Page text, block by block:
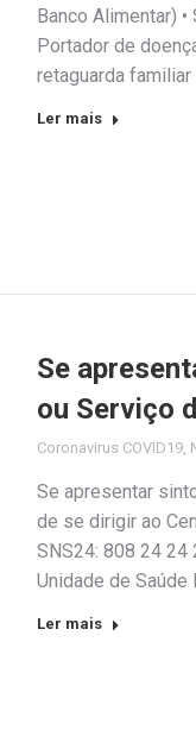
Banco Alimentar)
Portador de
retaguarda
Ler mais
Se
ou Serviço
Coronavirus COVID19,
Se apresentar
de se dirigir ao
SNS24: 808 24 24
Unidade de
Ler mais